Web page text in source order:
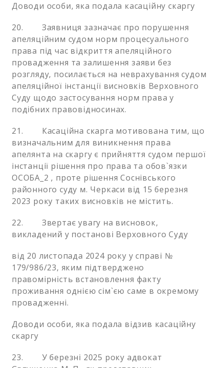
Доводи особи, яка подала касаційну скаргу
20. Заявниця зазначає про порушення
апеляційним судом норм процесуального
права під час відкриття апеляційного
провадження та залишення заяви без
розгляду, посилається на неврахування судом
апеляційної інстанції висновків Верховного
Суду щодо застосування норм права у
подібних правовідносинах.
21. Касаційна скарга мотивована тим, що
визначальним для виникнення права
апелянта на скаргу є прийняття судом першої
інстанції рішення про права та обов`язки
ОСОБА_2 , проте рішення Соснівського
районного суду м. Черкаси від 15 березня
2023 року таких висновків не містить.
22. Звертає увагу на висновок,
викладений у постанові Верховного Суду
від 20 листопада 2024 року у справі №
179/986/23, яким підтверджено
правомірність встановлення факту
проживання однією сім`єю саме в окремому
провадженні.
Доводи особи, яка подала відзив касаційну
скаргу
23. У березні 2025 року адвокат